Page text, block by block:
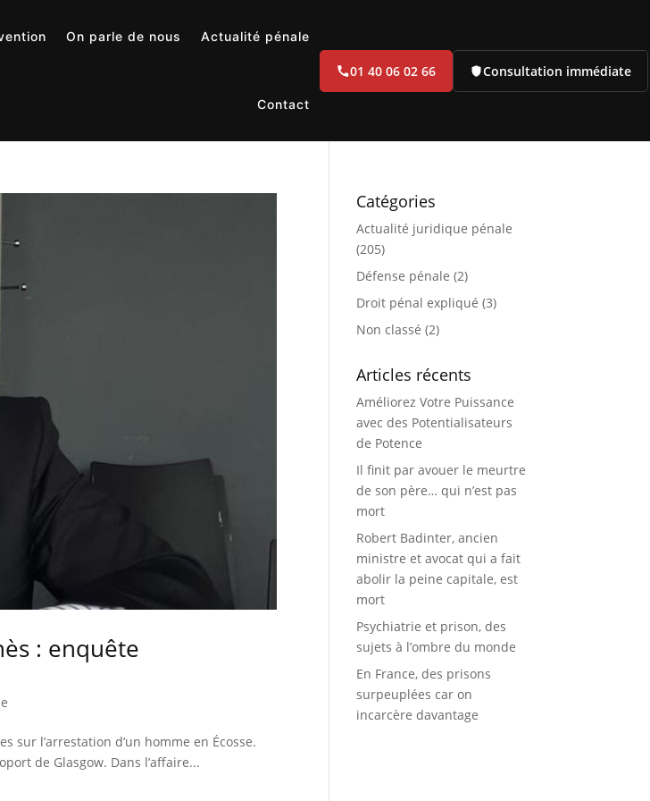
On parle de nous Actualité pénale
Contact
01 40 06 02 66 Consultation immédiate
: enquête
l’arrestation d’un homme en Écosse.
de Glasgow. Dans l’affaire...
Catégories
Actualité juridique pénale
(205)
Défense pénale (2)
Droit pénal expliqué (3)
Non classé (2)
Articles récents
Améliorez Votre Puissance
avec des Potentialisateurs
de Potence
Il finit par avouer le meurtre
de son père… qui n’est pas
mort
Robert Badinter, ancien
ministre et avocat qui a fait
abolir la peine capitale, est
mort
Psychiatrie et prison, des
sujets à l’ombre du monde
En France, des prisons
surpeuplées car on
incarcère davantage